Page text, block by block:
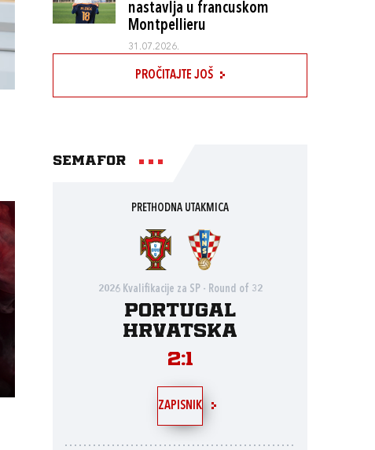
nastavlja u francuskom
Montpellieru
31.07.2026.
PROČITAJTE JOŠ
Semafor
PRETHODNA UTAKMICA
2026 Kvalifikacije za SP - Round of 32
Portugal
Hrvatska
2:1
ZAPISNIK